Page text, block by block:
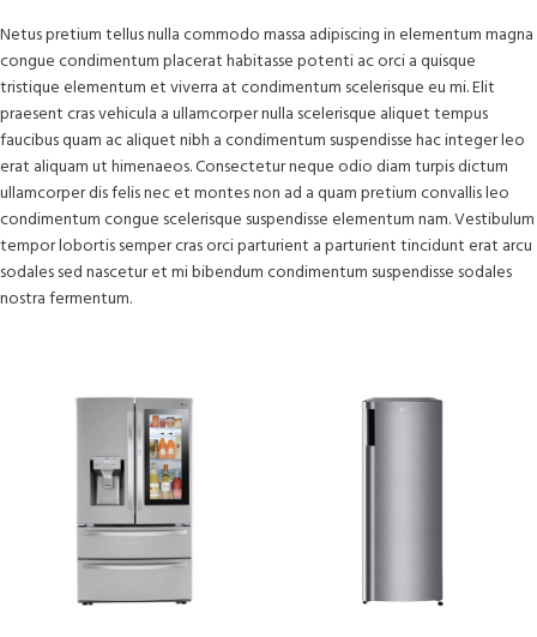
Netus pretium tellus nulla commodo massa adipiscing in elementum magna
congue condimentum placerat habitasse potenti ac orci a quisque
tristique elementum et viverra at condimentum scelerisque eu mi. Elit
praesent cras vehicula a ullamcorper nulla scelerisque aliquet tempus
faucibus quam ac aliquet nibh a condimentum suspendisse hac integer leo
erat aliquam ut himenaeos. Consectetur neque odio diam turpis dictum
ullamcorper dis felis nec et montes non ad a quam pretium convallis leo
condimentum congue scelerisque suspendisse elementum nam. Vestibulum
tempor lobortis semper cras orci parturient a parturient tincidunt erat arcu
sodales sed nascetur et mi bibendum condimentum suspendisse sodales
nostra fermentum.